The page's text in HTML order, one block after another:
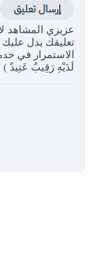
إرسال تعليق
عزيزي المشاهد
تعليقك يدل عليك
الاستمرار في
لَدَيْهِ رَقِيبٌ عَتِيدٌ )